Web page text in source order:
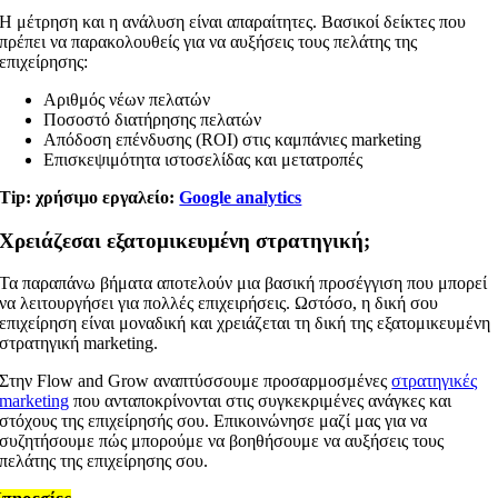
Η μέτρηση και η ανάλυση είναι απαραίτητες. Βασικοί δείκτες που
πρέπει να παρακολουθείς για να αυξήσεις τους πελάτης της
επιχείρησης:
Αριθμός νέων πελατών
Ποσοστό διατήρησης πελατών
Απόδοση επένδυσης (ROI) στις καμπάνιες marketing
Επισκεψιμότητα ιστοσελίδας και μετατροπές
Tip: χρήσιμο εργαλείο:Google analytics
Χρειάζεσαι εξατομικευμένη στρατηγική;
Τα παραπάνω βήματα αποτελούν μια βασική προσέγγιση που μπορεί
να λειτουργήσει για πολλές επιχειρήσεις. Ωστόσο, η δική σου
επιχείρηση είναι μοναδική και χρειάζεται τη δική της εξατομικευμένη
στρατηγική marketing.
Στην Flow and Grow αναπτύσσουμε προσαρμοσμένεςστρατηγικές
marketing που ανταποκρίνονται στις συγκεκριμένες ανάγκες και
στόχους της επιχείρησής σου. Επικοινώνησε μαζί μας για να
συζητήσουμε πώς μπορούμε να βοηθήσουμε να αυξήσεις τους
πελάτης της επιχείρησης σου.